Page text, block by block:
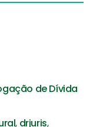
de Dívida
, drjuris,